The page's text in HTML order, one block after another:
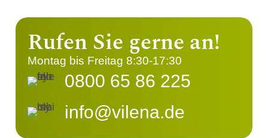
Rufen Sie gerne an!
Montag bis Freitag 8:30-17:30
0800 65 86 225
info@vilena.de